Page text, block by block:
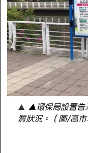
▲環保局設置告
質狀況。（圖/高市